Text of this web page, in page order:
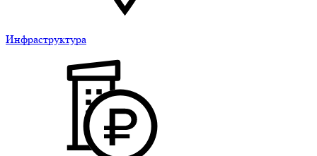
Инфраструктура